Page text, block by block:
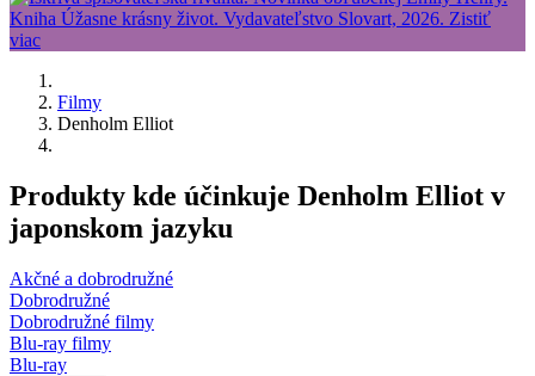
Filmy
Denholm Elliot
Produkty kde účinkuje Denholm Elliot v
japonskom jazyku
Akčné a dobrodružné
Dobrodružné
Dobrodružné filmy
Blu-ray filmy
Blu-ray